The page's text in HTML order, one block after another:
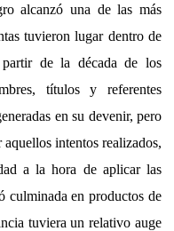
alcanzó una de las más
tuvieron lugar dentro de
partir de la década de los
títulos y referentes
en su devenir, pero
intentos realizados,
a la hora de aplicar las
culminada en productos de
tuviera un relativo auge